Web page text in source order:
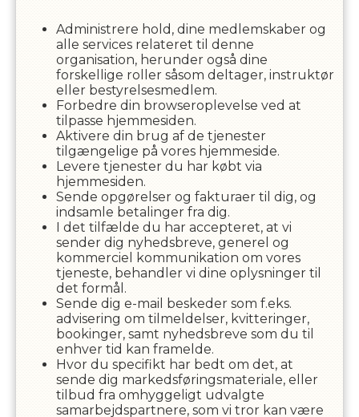
Administrere hold, dine medlemskaber og
alle services relateret til denne
organisation, herunder også dine
forskellige roller såsom deltager, instruktør
eller bestyrelsesmedlem.
Forbedre din browseroplevelse ved at
tilpasse hjemmesiden.
Aktivere din brug af de tjenester
tilgængelige på vores hjemmeside.
Levere tjenester du har købt via
hjemmesiden.
Sende opgørelser og fakturaer til dig, og
indsamle betalinger fra dig.
I det tilfælde du har accepteret, at vi
sender dig nyhedsbreve, generel og
kommerciel kommunikation om vores
tjeneste, behandler vi dine oplysninger til
det formål.
Sende dig e-mail beskeder som f.eks.
advisering om tilmeldelser, kvitteringer,
bookinger, samt nyhedsbreve som du til
enhver tid kan framelde.
Hvor du specifikt har bedt om det, at
sende dig markedsføringsmateriale, eller
tilbud fra omhyggeligt udvalgte
samarbejdspartnere, som vi tror kan være